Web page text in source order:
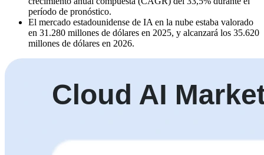
período de pronóstico.
El mercado estadounidense de IA en la nube estaba valorado
en 31.280 millones de dólares en 2025, y alcanzará los 35.620
millones de dólares en 2026.